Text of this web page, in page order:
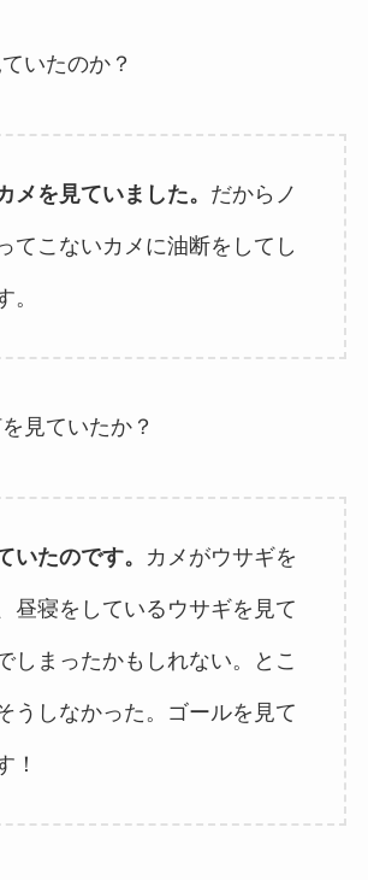
いたのか？
メを見ていました。 だからノ
てこないカメに油断をしてし
。
見ていたか？
いたのです。 カメがウサギを
昼寝をしているウサギを見て
しまったかもしれない。とこ
うしなかった。ゴールを見て
！